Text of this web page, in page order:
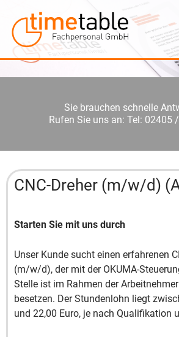
Sie brauchen schnelle
Rufen Sie uns an: Tel: 02405
CNC-Dreher (m/w/d)
Starten Sie mit uns durch
Unser Kunde sucht einen erfahrenen
(m/w/d), der mit der OKUMA-
Stelle ist im Rahmen der
besetzen. Der Stundenlohn liegt
und 22,00 Euro, je nach Qualifikation